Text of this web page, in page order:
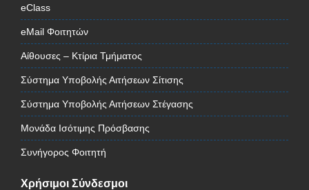
eClass
eMail Φοιτητών
Αίθουσες – Κτίρια Τμήματος
Σύστημα Υποβολής Αιτήσεων Σίτισης
Σύστημα Υποβολής Αιτήσεων Στέγασης
Μονάδα Ισότιμης Πρόσβασης
Συνήγορος Φοιτητή
Χρήσιμοι Σύνδεσμοι